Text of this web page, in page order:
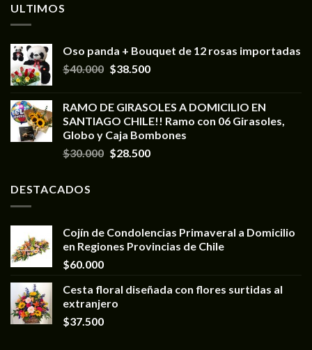
ULTIMOS
Oso panda + Bouquet de 12 rosas importadas
$40.000 $38.500
RAMO DE GIRASOLES A DOMICILIO EN
SANTIAGO CHILE!! Ramo con 06 Girasoles,
Globo y Caja Bombones
$30.000 $28.500
DESTACADOS
Cojín de Condolencias Primaveral a Domicilio
en Regiones Provincias de Chile
$60.000
Cesta floral diseñada con flores surtidas al
extranjero
$37.500